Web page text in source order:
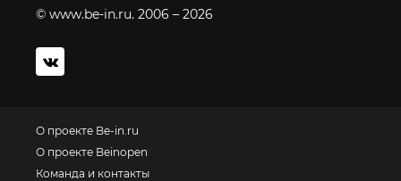
© www.be-in.ru. 2006 – 2026
О проекте Be-in.ru
О проекте Beinopen
Команда и контакты